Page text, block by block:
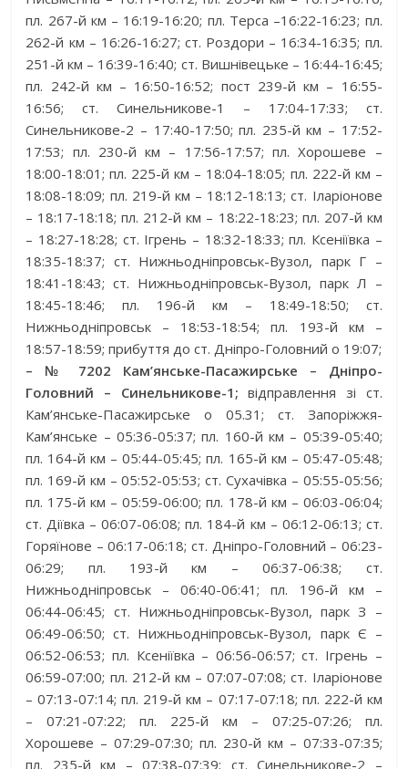
пл. 267-й км – 16:19-16:20; пл. Терса –16:22-16:23; пл.
262-й км – 16:26-16:27; ст. Роздори – 16:34-16:35; пл.
251-й км – 16:39-16:40; ст. Вишнівецьке – 16:44-16:45;
пл. 242-й км – 16:50-16:52; пост 239-й км – 16:55-
16:56; ст. Синельникове-1 – 17:04-17:33; ст.
Синельникове-2 – 17:40-17:50; пл. 235-й км – 17:52-
17:53; пл. 230-й км – 17:56-17:57; пл. Хорошеве –
18:00-18:01; пл. 225-й км – 18:04-18:05; пл. 222-й км –
18:08-18:09; пл. 219-й км – 18:12-18:13; ст. Іларіонове
– 18:17-18:18; пл. 212-й км – 18:22-18:23; пл. 207-й км
– 18:27-18:28; ст. Ігрень – 18:32-18:33; пл. Ксеніївка –
18:35-18:37; ст. Нижньодніпровськ-Вузол, парк Г –
18:41-18:43; ст. Нижньодніпровськ-Вузол, парк Л –
18:45-18:46; пл. 196-й км – 18:49-18:50; ст.
Нижньодніпровськ – 18:53-18:54; пл. 193-й км –
18:57-18:59; прибуття до ст. Дніпро-Головний о 19:07;
– № 7202 Кам’янське-Пасажирське – Дніпро-
Головний – Синельникове-1; відправлення зі ст.
Кам’янське-Пасажирське о 05.31; ст. Запоріжжя-
Кам’янське – 05:36-05:37; пл. 160-й км – 05:39-05:40;
пл. 164-й км – 05:44-05:45; пл. 165-й км – 05:47-05:48;
пл. 169-й км – 05:52-05:53; ст. Сухачівка – 05:55-05:56;
пл. 175-й км – 05:59-06:00; пл. 178-й км – 06:03-06:04;
ст. Діївка – 06:07-06:08; пл. 184-й км – 06:12-06:13; ст.
Горяїнове – 06:17-06:18; ст. Дніпро-Головний – 06:23-
06:29; пл. 193-й км – 06:37-06:38; ст.
Нижньодніпровськ – 06:40-06:41; пл. 196-й км –
06:44-06:45; ст. Нижньодніпровськ-Вузол, парк З –
06:49-06:50; ст. Нижньодніпровськ-Вузол, парк Є –
06:52-06:53; пл. Ксеніївка – 06:56-06:57; ст. Ігрень –
06:59-07:00; пл. 212-й км – 07:07-07:08; ст. Іларіонове
– 07:13-07:14; пл. 219-й км – 07:17-07:18; пл. 222-й км
– 07:21-07:22; пл. 225-й км – 07:25-07:26; пл.
Хорошеве – 07:29-07:30; пл. 230-й км – 07:33-07:35;
пл. 235-й км – 07:38-07:39; ст. Синельникове-2 –